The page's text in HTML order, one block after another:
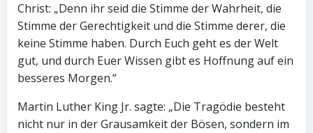
Christ: „Denn ihr seid die Stimme der Wahrheit, die
Stimme der Gerechtigkeit und die Stimme derer, die
keine Stimme haben. Durch Euch geht es der Welt
gut, und durch Euer Wissen gibt es Hoffnung auf ein
besseres Morgen.“
Martin Luther King Jr. sagte: „Die Tragödie besteht
nicht nur in der Grausamkeit der Bösen, sondern im